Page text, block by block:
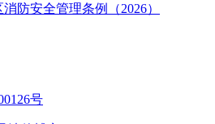
防安全管理条例（2026）
号